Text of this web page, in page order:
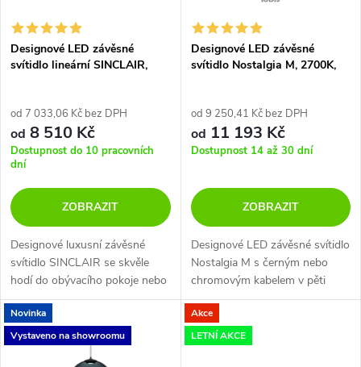
í
p
r
o
d
u
k
t
ů
s
p
r
o
d
u
k
t
Designové LED závěsné
svítidlo lineární SINCLAIR,
od 7 033,06 Kč bez DPH
od 8 510 Kč
Dostupnost do 10 pracovních
dní
ZOBRAZIT
Designové luxusní závěsné
svítidlo SINCLAIR se skvěle
hodí do obývacího pokoje nebo
nad jídelní stůl.
Designové LED závěsné
svítidlo Nostalgia M, 2700K,
od 9 250,41 Kč bez DPH
od 11 193 Kč
Dostupnost 14 až 30 dní
ZOBRAZIT
Designové LED závěsné svítidlo
Nostalgia M s černým nebo
chromovým kabelem v pěti
barevných variantách - zlatá,
kouřová, bronz, transparentní a
rosegold.
Novinka
Vystaveno na showroomu
Akce
LETNÍ AKCE